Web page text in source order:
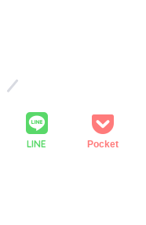
LINE Pocket